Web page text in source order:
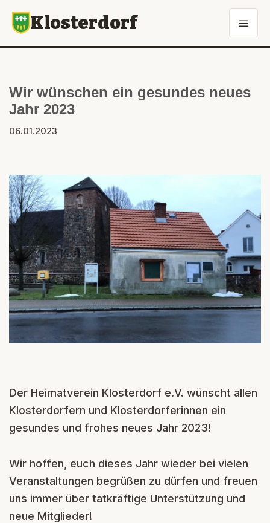
Klosterdorf
Wir wünschen ein gesundes neues
Jahr 2023
06.01.2023
Der Heimatverein Klosterdorf e.V. wünscht allen
Klosterdorfern und Klosterdorferinnen ein
gesundes und frohes neues Jahr 2023!
Wir hoffen, euch dieses Jahr wieder bei vielen
Veranstaltungen begrüßen zu dürfen und freuen
uns immer über tatkräftige Unterstützung und
neue Mitglieder!